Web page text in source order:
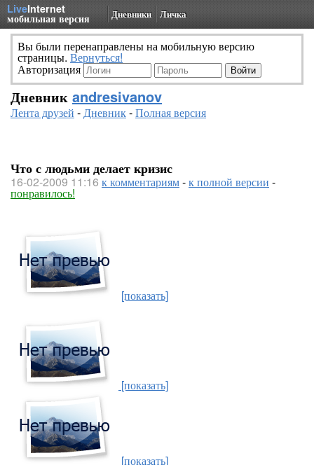
LiveInternet
мобильная версия Дневники Личка
Вы были перенаправлены на мобильную версию
страницы. Вернуться!
Авторизация
Дневник andresivanov
Лента друзей -Дневник-Полная версия
Что с людьми делает кризис
16-02-2009 11:16 к комментариям-к полной версии -
понравилось!
[показать]
[показать]
[показать]